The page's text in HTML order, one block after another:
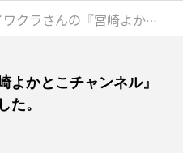
の『宮崎よかとこチャンネル』でイツノマが紹介されました。
よかとこチャンネル』
た。